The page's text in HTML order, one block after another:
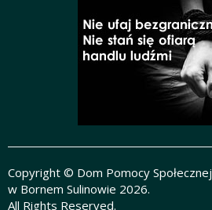
Copyright © Dom Pomocy Społecznej
w Bornem Sulinowie 2026.
All Rights Reserved.